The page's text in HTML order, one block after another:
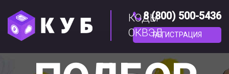
КОДЫ
ОКВЭД
8 (800) 500-5436
РЕГИСТРАЦИЯ